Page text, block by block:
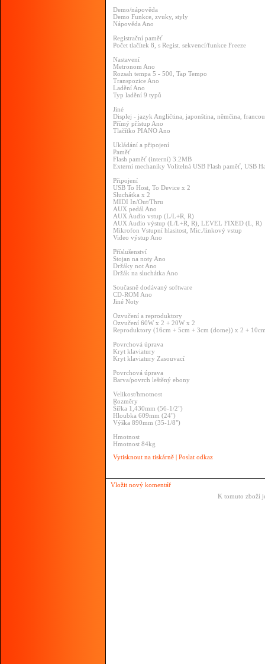
Demo/nápověda
Demo Funkce, zvuky, styly
Nápověda Ano
Registrační paměť
Počet tlačítek 8, s Regist. sekvencí/funkce Freeze
Nastavení
Metronom Ano
Rozsah tempa 5 - 500, Tap Tempo
Transpozice Ano
Ladění Ano
Typ ladění 9 typů
Jiné
Displej - jazyk Angličtina, japonština, němčina,
Přímý přístup Ano
Tlačítko PIANO Ano
Ukládání a připojení
Paměť
Flash paměť (interní) 3.2MB
Externí mechaniky Volitelná USB Flash paměť, USB
Připojení
USB To Host, To Device x 2
Sluchátka x 2
MIDI In/Out/Thru
AUX pedál Ano
AUX Audio vstup (L/L+R, R)
AUX Audio výstup (L/L+R, R), LEVEL FIXED (L, R)
Mikrofon Vstupní hlasitost, Mic./linkový vstup
Video výstup Ano
Příslušenství
Stojan na noty Ano
Držáky not Ano
Držák na sluchátka Ano
Současně dodávaný software
CD-ROM Ano
Jiné Noty
Ozvučení a reproduktory
Ozvučení 60W x 2 + 20W x 2
Reproduktory (16cm + 5cm + 3cm (dome)) x 2 +
Povrchová úprava
Kryt klaviatury
Kryt klaviatury Zasouvací
Povrchová úprava
Barva/povrch leštěný ebony
Velikost/hmotnost
Rozměry
Šířka 1,430mm (56-1/2")
Hloubka 609mm (24")
Výška 890mm (35-1/8")
Hmotnost
Hmotnost 84kg
Vytisknout na tiskárně | Poslat odkaz
Vložit nový komentář
K tomuto zboží